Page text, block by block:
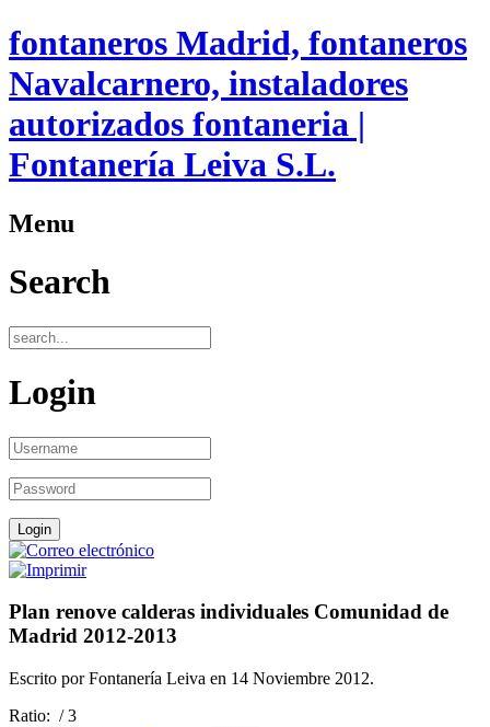
fontaneros Madrid, fontaneros
Navalcarnero, instaladores
autorizados fontaneria |
Fontanería Leiva S.L.
Menu
Search
Login
Plan renove calderas individuales Comunidad de
Madrid 2012-2013
Escrito por Fontanería Leiva en 14 Noviembre 2012.
Ratio: / 3